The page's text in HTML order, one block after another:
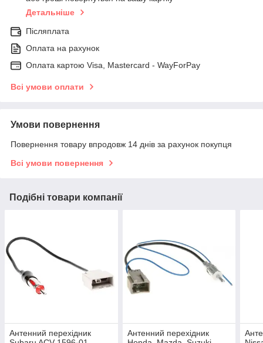
Детальніше
Післяплата
Оплата на рахунок
Оплата картою Visa, Mastercard - WayForPay
Всі умови оплати
Умови повернення
Повернення товару впродовж 14 днів за рахунок покупця
Всі умови повернення
Подібні товари компанії
Антенний перехідник
Антенний перехідник